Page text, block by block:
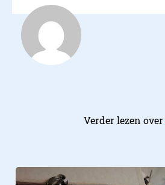
Verder lezen over